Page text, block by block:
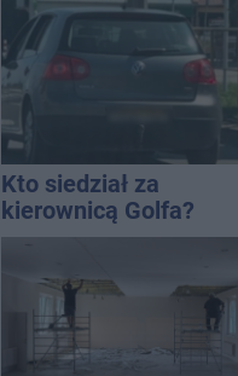
Kto siedział za
kierownicą Golfa?
Kierowca zbiegł po